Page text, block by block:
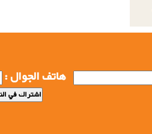
هاتف الجوال :